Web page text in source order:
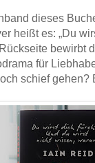
dieses
heißt es: „Du
bewirbt
für
schief gehen?